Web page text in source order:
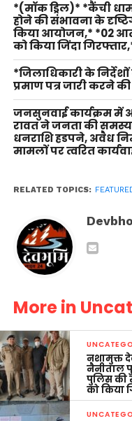
*(मॉक ड्रिल)* *कैंची
होने की संभावना के
किया आयोजन,* *02
को किया जिंदा
*जिलाधिकारी के
प्रमाण पत्र जारी करने की
जनसुनवाई कार्यक्रम में
रावत ने जनता की
धनराशि हडपने, अवैध
मामलों पर त्वरित
RELATED TOPICS:
More in
नशामुक्त
नैनीताल
पुलिस की
को किया